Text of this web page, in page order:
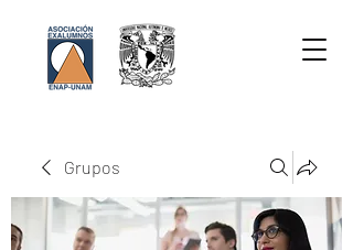
Grupos